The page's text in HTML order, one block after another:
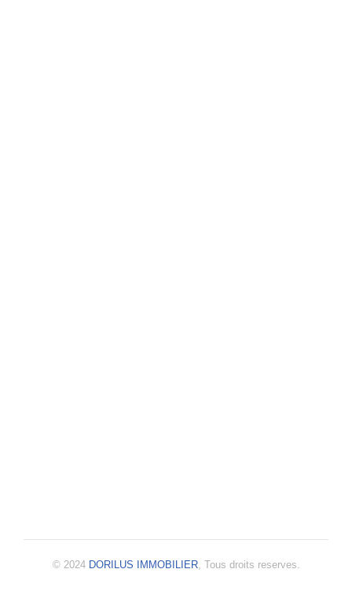
© 2024 DORILUS IMMOBILIER, Tous droits reserves.